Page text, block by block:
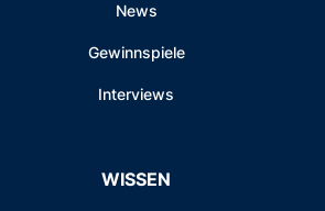
News
Gewinnspiele
Interviews
WISSEN